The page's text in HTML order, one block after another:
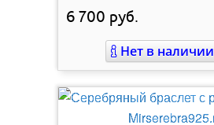
6 700 руб.
Нет в наличии